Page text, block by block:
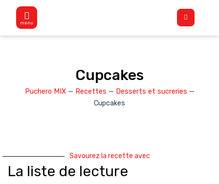
contenu
Flyout
Menu
Cupcakes
Puchero MIX— Recettes — Desserts et sucreries —
Cupcakes
Savourez la recette avec
La liste de lecture